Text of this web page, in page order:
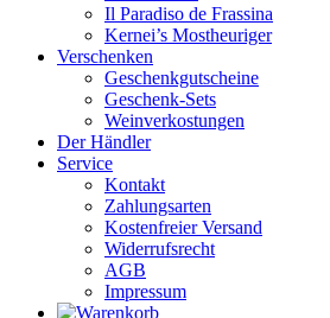
Il Paradiso de Frassina
Kernei’s Mostheuriger
Verschenken
Geschenkgutscheine
Geschenk-Sets
Weinverkostungen
Der Händler
Service
Kontakt
Zahlungsarten
Kostenfreier Versand
Widerrufsrecht
AGB
Impressum